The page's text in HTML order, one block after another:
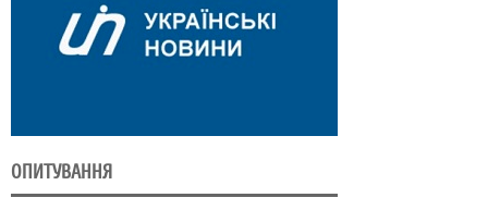
ОПИТУВАННЯ